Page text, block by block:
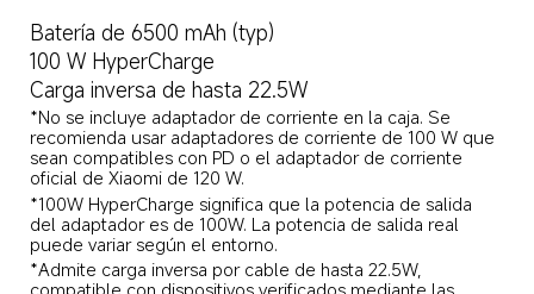
Batería de 6500 mAh (typ)
100 W HyperCharge
Carga inversa de hasta 22.5W
*No se incluye adaptador de corriente en la caja. Se
recomienda usar adaptadores de corriente de 100 W que
sean compatibles con PD o el adaptador de corriente
oficial de Xiaomi de 120 W.
*100W HyperCharge significa que la potencia de salida
del adaptador es de 100W. La potencia de salida real
puede variar según el entorno.
*Admite carga inversa por cable de hasta 22.5W,
compatible con dispositivos verificados mediante las